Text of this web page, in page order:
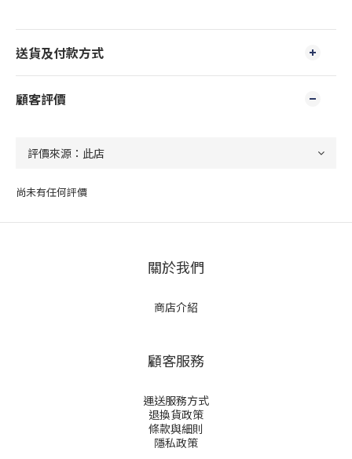
送貨及付款方式
顧客評價
尚未有任何評價
關於我們
商店介紹
顧客服務
運送服務方式
退換貨政策
條款與細則
隱私政策